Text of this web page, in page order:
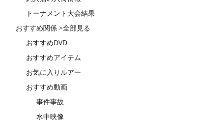
トーナメント大会結果
おすすめ関係 >全部見る
おすすめDVD
おすすめアイテム
お気に入りルアー
おすすめ動画
事件事故
水中映像